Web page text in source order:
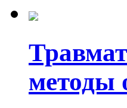
методы